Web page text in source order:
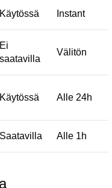
Käytössä Instant
Ei
saatavilla
Välitön
Käytössä Alle 24h
Saatavilla Alle 1h